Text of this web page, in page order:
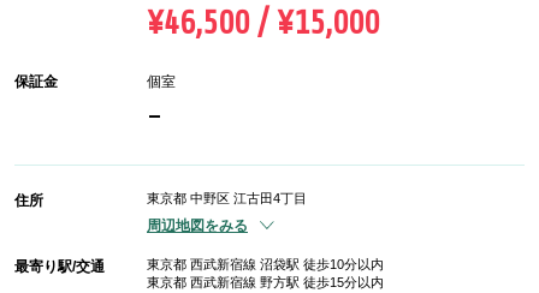
¥46,500 / ¥15,000
保証金 個室
-
住所 東京都 中野区 江古田4丁目
周辺地図をみる
最寄り駅/交通
東京都 西武新宿線 沼袋駅 徒歩10分以内
東京都 西武新宿線 野方駅 徒歩15分以内